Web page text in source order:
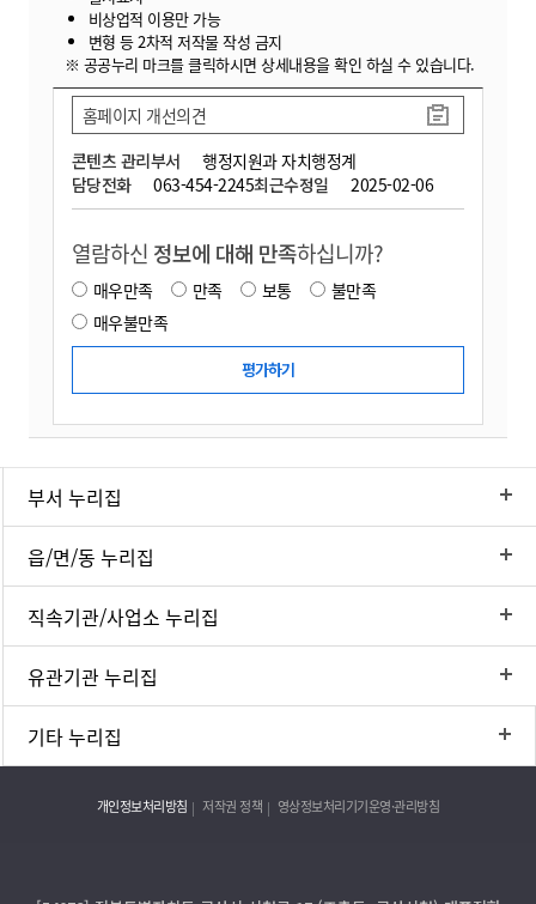
비상업적 이용만 가능
변형 등 2차적 저작물 작성 금지
※ 공공누리 마크를 클릭하시면 상세내용을 확인 하실 수 있습니다.
콘텐츠 관리부서
행정지원과 자치행정계
담당전화
063-454-2245최근수정일 2025-02-06
홈페이지 개선의견
열람하신 정보에 대해 만족하십니까?
매우만족 만족 보통
불만족
매우불만족
부서 누리집
읍/면/동 누리집
직속기관/사업소 누리집
유관기관 누리집
기타 누리집
개인정보처리방침 저작권 정책 영상정보처리기기운영·관리방침